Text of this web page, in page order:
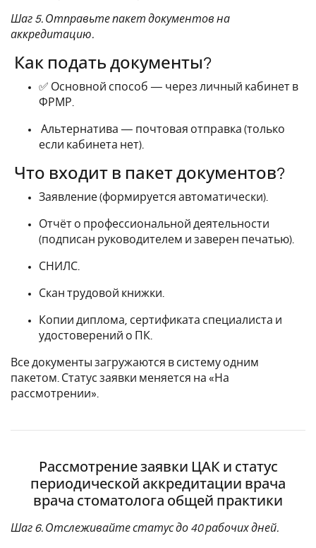
Шаг 5. Отправьте пакет документов на
аккредитацию.
Как подать документы?
✅ Основной способ — через личный кабинет в
ФРМР.
Альтернатива — почтовая отправка (только
если кабинета нет).
Что входит в пакет документов?
Заявление (формируется автоматически).
Отчёт о профессиональной деятельности
(подписан руководителем и заверен печатью).
СНИЛС.
Скан трудовой книжки.
Копии диплома, сертификата специалиста и
удостоверений о ПК.
Все документы загружаются в систему одним
пакетом. Статус заявки меняется на «На
рассмотрении».
Рассмотрение заявки ЦАК и статус
периодической аккредитации врача
врача стоматолога общей практики
Шаг 6. Отслеживайте статус до 40 рабочих дней.